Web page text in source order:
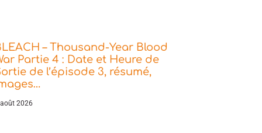
– Thousand-Year Blood
Partie 4 : Date et Heure de
de l’épisode 3, résumé,
2026